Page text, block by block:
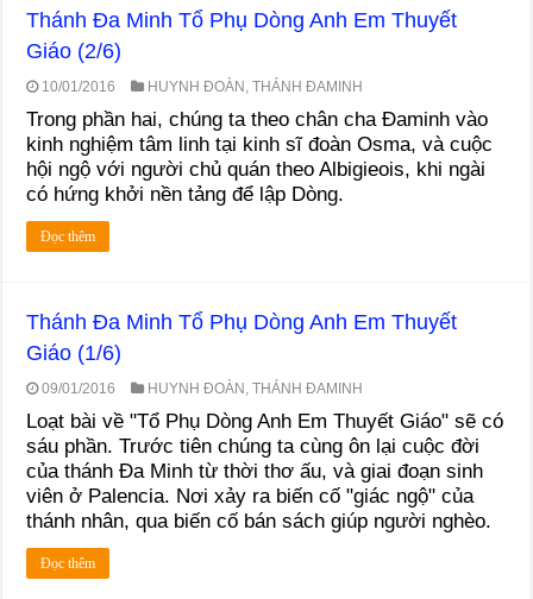
Thánh Đa Minh Tổ Phụ Dòng Anh Em Thuyết
Giáo (2/6)
10/01/2016 HUYNH ĐOÀN ,THÁNH ĐAMINH
Trong phần hai, chúng ta theo chân cha Đaminh vào
kinh nghiệm tâm linh tại kinh sĩ đoàn Osma, và cuộc
hội ngộ với người chủ quán theo Albigieois, khi ngài
có hứng khởi nền tảng để lập Dòng.
Đọc thêm
Thánh Đa Minh Tổ Phụ Dòng Anh Em Thuyết
Giáo (1/6)
09/01/2016 HUYNH ĐOÀN ,THÁNH ĐAMINH
Loạt bài về "Tổ Phụ Dòng Anh Em Thuyết Giáo" sẽ có
sáu phần. Trước tiên chúng ta cùng ôn lại cuộc đời
của thánh Đa Minh từ thời thơ ấu, và giai đoạn sinh
viên ở Palencia. Nơi xảy ra biến cố "giác ngộ" của
thánh nhân, qua biến cố bán sách giúp người nghèo.
Đọc thêm